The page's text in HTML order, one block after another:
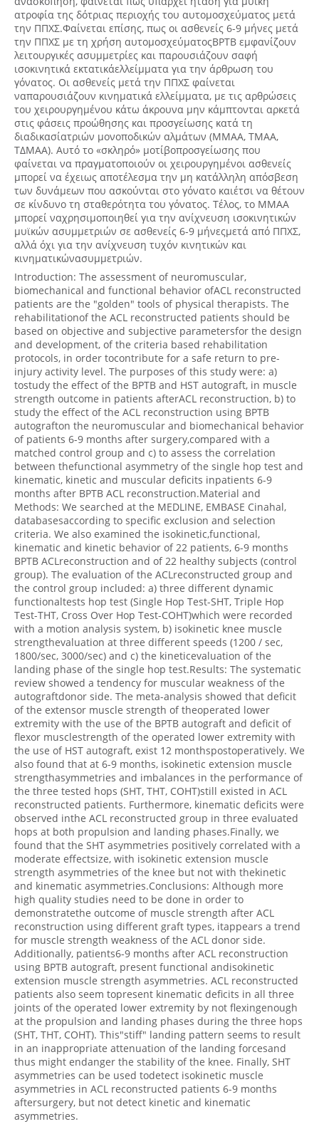
ατροφία της δότριας περιοχής του αυτομοσχεύματος μετά
την ΠΠΧΣ.Φαίνεται επίσης, πως οι ασθενείς 6-9 μήνες μετά
την ΠΠΧΣ με τη χρήση αυτομοσχεύματοςBPTB εμφανίζουν
λειτουργικές ασυμμετρίες και παρουσιάζουν σαφή
ισοκινητικά εκτατικάελλείμματα για την άρθρωση του
γόνατος. Οι ασθενείς μετά την ΠΠΧΣ φαίνεται
ναπαρουσιάζουν κινηματικά ελλείμματα, με τις αρθρώσεις
του χειρουργημένου κάτω άκρουνα μην κάμπτονται αρκετά
στις φάσεις προώθησης και προσγείωσης κατά τη
διαδικασίατριών μονοποδικών αλμάτων (ΜΜΑΑ, ΤΜΑΑ,
ΤΔΜΑΑ). Αυτό το «σκληρό» μοτίβοπροσγείωσης που
φαίνεται να πραγματοποιούν οι χειρουργημένοι ασθενείς
μπορεί να έχειως αποτέλεσμα την μη κατάλληλη απόσβεση
των δυνάμεων που ασκούνται στο γόνατο καιέτσι να θέτουν
σε κίνδυνο τη σταθερότητα του γόνατος. Τέλος, το ΜΜΑΑ
μπορεί ναχρησιμοποιηθεί για την ανίχνευση ισοκινητικών
μυϊκών ασυμμετριών σε ασθενείς 6-9 μήνεςμετά από ΠΠΧΣ,
αλλά όχι για την ανίχνευση τυχόν κινητικών και
κινηματικώνασυμμετριών.
Introduction: The assessment of neuromuscular,
biomechanical and functional behavior ofACL reconstructed
patients are the "golden" tools of physical therapists. The
rehabilitationof the ACL reconstructed patients should be
based on objective and subjective parametersfor the design
and development, of the criteria based rehabilitation
protocols, in order tocontribute for a safe return to pre-
injury activity level. The purposes of this study were: a)
tostudy the effect of the BPTB and HST autograft, in muscle
strength outcome in patients afterACL reconstruction, b) to
study the effect of the ACL reconstruction using BPTB
autografton the neuromuscular and biomechanical behavior
of patients 6-9 months after surgery,compared with a
matched control group and c) to assess the correlation
between thefunctional asymmetry of the single hop test and
kinematic, kinetic and muscular deficits inpatients 6-9
months after BPTB ACL reconstruction.Material and
Methods: We searched at the MEDLINE, EMBASE Cinahal,
databasesaccording to specific exclusion and selection
criteria. We also examined the isokinetic,functional,
kinematic and kinetic behavior of 22 patients, 6-9 months
BPTB ACLreconstruction and of 22 healthy subjects (control
group). The evaluation of the ACLreconstructed group and
the control group included: a) three different dynamic
functionaltests hop test (Single Hop Test-SHT, Triple Hop
Test-THT, Cross Over Hop Test-COHT)which were recorded
with a motion analysis system, b) isokinetic knee muscle
strengthevaluation at three different speeds (1200 / sec,
1800/sec, 3000/sec) and c) the kineticevaluation of the
landing phase of the single hop test.Results: The systematic
review showed a tendency for muscular weakness of the
autograftdonor side. The meta-analysis showed that deficit
of the extensor muscle strength of theoperated lower
extremity with the use of the BPTB autograft and deficit of
flexor musclestrength of the operated lower extremity with
the use of HST autograft, exist 12 monthspostoperatively. We
also found that at 6-9 months, isokinetic extension muscle
strengthasymmetries and imbalances in the performance of
the three tested hops (SHT, THT, COHT)still existed in ACL
reconstructed patients. Furthermore, kinematic deficits were
observed inthe ACL reconstructed group in three evaluated
hops at both propulsion and landing phases.Finally, we
found that the SHT asymmetries positively correlated with a
moderate effectsize, with isokinetic extension muscle
strength asymmetries of the knee but not with thekinetic
and kinematic asymmetries.Conclusions: Although more
high quality studies need to be done in order to
demonstratethe outcome of muscle strength after ACL
reconstruction using different graft types, itappears a trend
for muscle strength weakness of the ACL donor side.
Additionally, patients6-9 months after ACL reconstruction
using BPTB autograft, present functional andisokinetic
extension muscle strength asymmetries. ACL reconstructed
patients also seem topresent kinematic deficits in all three
joints of the operated lower extremity by not flexingenough
at the propulsion and landing phases during the three hops
(SHT, THT, COHT). This"stiff" landing pattern seems to result
in an inappropriate attenuation of the landing forcesand
thus might endanger the stability of the knee. Finally, SHT
asymmetries can be used todetect isokinetic muscle
asymmetries in ACL reconstructed patients 6-9 months
aftersurgery, but not detect kinetic and kinematic
asymmetries.